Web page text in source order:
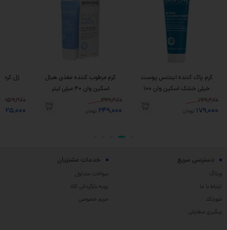
کرم پاک کننده اینتنس پوست
خیلی خشک اسکین وان 100
199,800
179,000 تومان
کرم مرطوب کننده مغذی هیال
اسکین وان 40 میلی لیتر
299,800
249,000 تومان
359,800
325,000
دسترسی سریع
وبلاگ
ارتباط با ما
شورتکد
پیگیری سفارش
خدمات مشتریان
سوالات متداول
رویه بازگردانی کالا
حریم خصوصی